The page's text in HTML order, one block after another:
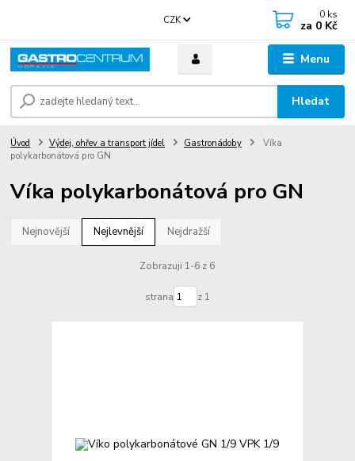
Menu
CZK
Hledat
0 ks
za 0 Kč
Úvod Výdej, ohřev a transport jídel Gastronádoby
Víka
polykarbonátová pro GN
Víka polykarbonátová pro GN
Nejnovější Nejlevnější Nejdražší
Zobrazuji 1-6 z 6
strana z 1